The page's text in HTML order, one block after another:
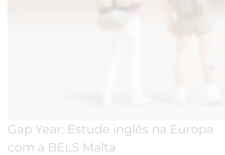
Gap Year: Estude inglês na Europa
com a BELS Malta